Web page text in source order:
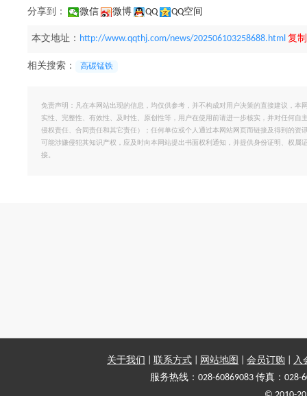
分享到： 微信 微博 QQ QQ空间
本文地址： http://www.qqthj.com/news/202506103258688.html 复
相关搜索： 高碳锰铁
免责声明：凡在本网站出现的信息，均仅供参考，并不构成对用户决策的直接建议，
实性、完整性、有效性、及时性、原创性等，用户在使用前请进一步核实，并对任何
侵权责任、合同责任和其它责任）；任何单位或个人通过本网站网页而链接及得到的
可能涉嫌侵犯其知识产权，应及时向本网站提出书面权利通知，并提供身份证明、权
接。
关于我们 联系方式 网站地图 会员订购
入
服务热线：028-60869083 传真：028-